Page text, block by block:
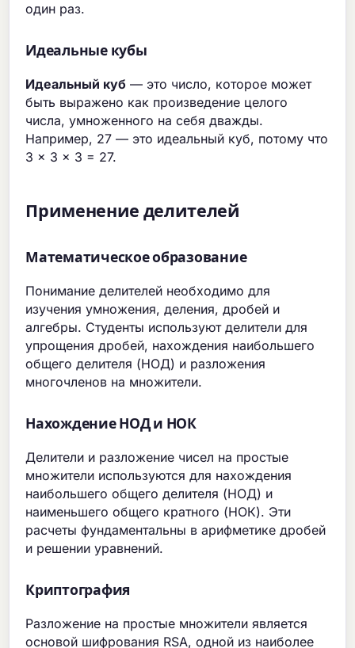
один раз.
Идеальные кубы
Идеальный куб — это число, которое может
быть выражено как произведение целого
числа, умноженного на себя дважды.
Например, 27 — это идеальный куб, потому что
3 × 3 × 3 = 27.
Применение делителей
Математическое образование
Понимание делителей необходимо для
изучения умножения, деления, дробей и
алгебры. Студенты используют делители для
упрощения дробей, нахождения наибольшего
общего делителя (НОД) и разложения
многочленов на множители.
Нахождение НОД и НОК
Делители и разложение чисел на простые
множители используются для нахождения
наибольшего общего делителя (НОД) и
наименьшего общего кратного (НОК). Эти
расчеты фундаментальны в арифметике дробей
и решении уравнений.
Криптография
Разложение на простые множители является
основой шифрования RSA, одной из наиболее